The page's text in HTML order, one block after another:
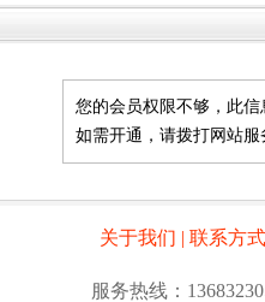
您的会员权限不够，此信
如需开通，请拨打网站服
关于我们 | 联系方式
服务热线：